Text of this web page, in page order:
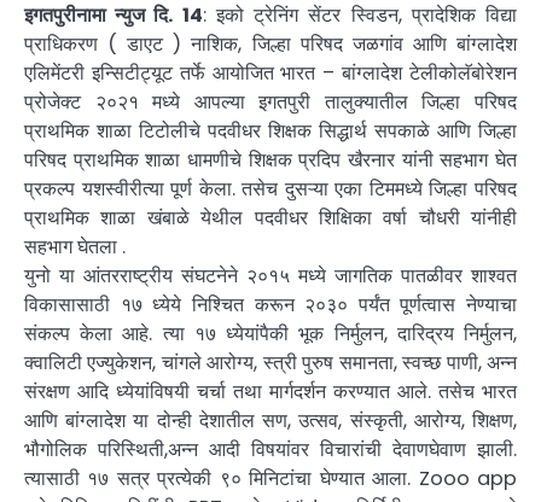
इगतपुरीनामा न्युज दि. 14: इको ट्रेनिंग सेंटर स्विडन, प्रादेशिक विद्या
प्राधिकरण ( डाएट ) नाशिक, जिल्हा परिषद जळगांव आणि बांग्लादेश
एलिमेंटरी इन्सिटीट्यूट तर्फे आयोजित भारत – बांग्लादेश टेलीकोलॅबोरेशन
प्रोजेक्ट २०२१ मध्ये आपल्या इगतपुरी तालुक्यातील जिल्हा परिषद
प्राथमिक शाळा टिटोलीचे पदवीधर शिक्षक सिद्धार्थ सपकाळे आणि जिल्हा
परिषद प्राथमिक शाळा धामणीचे शिक्षक प्रदिप खैरनार यांनी सहभाग घेत
प्रकल्प यशस्वीरीत्या पूर्ण केला. तसेच दुसऱ्या एका टिममध्ये जिल्हा परिषद
प्राथमिक शाळा खंबाळे येथील पदवीधर शिक्षिका वर्षा चौधरी यांनीही
सहभाग घेतला .
युनो या आंतरराष्ट्रीय संघटनेने २०१५ मध्ये जागतिक पातळीवर शाश्वत
विकासासाठी १७ ध्येये निश्चित करून २०३० पर्यंत पूर्णत्वास नेण्याचा
संकल्प केला आहे. त्या १७ ध्येयांपैकी भूक निर्मुलन, दारिद्रय निर्मुलन,
क्वालिटी एज्युकेशन, चांगले आरोग्य, स्त्री पुरुष समानता, स्वच्छ पाणी, अन्न
संरक्षण आदि ध्येयांविषयी चर्चा तथा मार्गदर्शन करण्यात आले. तसेच भारत
आणि बांग्लादेश या दोन्ही देशातील सण, उत्सव, संस्कृती, आरोग्य, शिक्षण,
भौगोलिक परिस्थिती,अन्न आदी विषयांवर विचारांची देवाणघेवाण झाली.
त्यासाठी १७ सत्र प्रत्येकी ९० मिनिटांचा घेण्यात आला. Zooo app